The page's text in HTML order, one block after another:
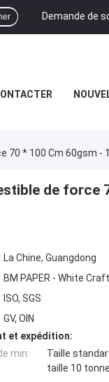
Demande de
70 * 100 Cm 60gsm -
de force
La Chine, Guangdong
BM PAPER - White
ISO, SGS
GV, OIN
et expédition:
min:
Taille
taille 10